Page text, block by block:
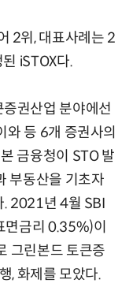
2위, 대표사례는 2
iSTOX다.
권산업 분야에선
등 6개 증권사의
금융청이 STO 발
부동산을 기초자
. 2021년 4월 SBI
면금리 0.35%)이
그린본드 토큰증
, 화제를 모았다.